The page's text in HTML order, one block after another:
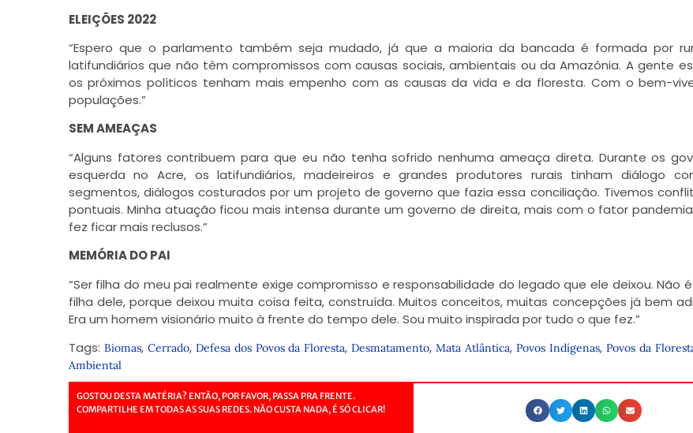
ELEIÇÕES 2022
“Espero que o parlamento também seja mudado, já que a maioria da bancada é formada por
latifundiários que não têm compromissos com causas sociais, ambientais ou da Amazônia. A gente
os próximos políticos tenham mais empenho com as causas da vida e da floresta. Com o bem-
populações.”
SEM AMEAÇAS
“Alguns fatores contribuem para que eu não tenha sofrido nenhuma ameaça direta. Durante os
esquerda no Acre, os latifundiários, madeireiros e grandes produtores rurais tinham diálogo
segmentos, diálogos costurados por um projeto de governo que fazia essa conciliação. Tivemos
pontuais. Minha atuação ficou mais intensa durante um governo de direita, mais com o fator
fez ficar mais reclusos.”
MEMÓRIA DO PAI
“Ser filha do meu pai realmente exige compromisso e responsabilidade do legado que ele deixou. Não
filha dele, porque deixou muita coisa feita, construída. Muitos conceitos, muitas concepções já bem
Era um homem visionário muito à frente do tempo dele. Sou muito inspirada por tudo o que fez.”
Tags: Biomas, Cerrado, Defesa dos Povos da Floresta,Desmatamento,Mata Atlântica,Povos Indígenas,Povos da
Ambiental
GOSTOU DESTA MATÉRIA? ENTÃO, POR FAVOR, PASSA PRA FRENTE.
COMPARTILHE EM TODAS AS SUAS REDES. NÃO CUSTA NADA, É SÓ CLICAR!